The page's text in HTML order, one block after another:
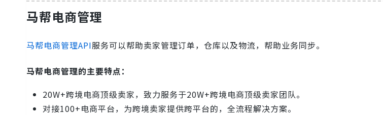
马帮电商管理
马帮电商管理API服务可以帮助卖家管理订单，仓库以及物流，帮助业务同步。
马帮电商管理的主要特点：
20W+跨境电商顶级卖家，致力服务于20W+跨境电商顶级卖家团队。
对接100+电商平台，为跨境卖家提供跨平台的，全流程解决方案。